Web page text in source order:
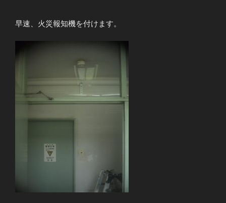
早速、火災報知機を付けます。